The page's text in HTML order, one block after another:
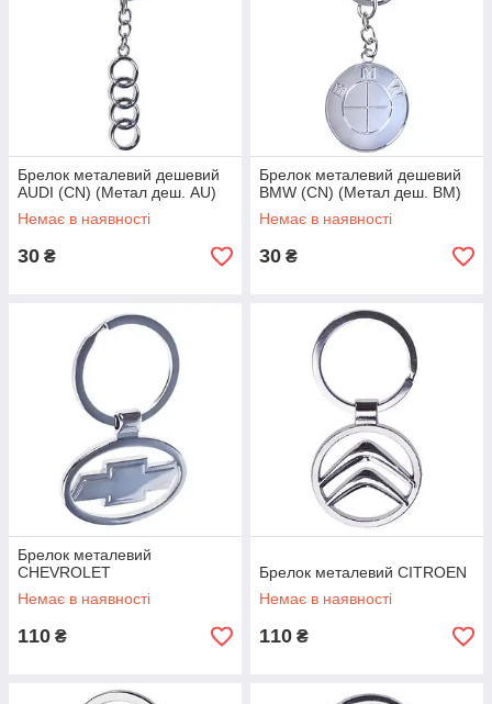
Брелок металевий дешевий
AUDI (CN) (Метал деш. AU)
Немає в наявності
30 ₴
Брелок металевий дешевий
BMW (CN) (Метал деш. BM)
Немає в наявності
30 ₴
Брелок металевий
CHEVROLET
Немає в наявності
110 ₴
Брелок металевий CITROEN
Немає в наявності
110 ₴